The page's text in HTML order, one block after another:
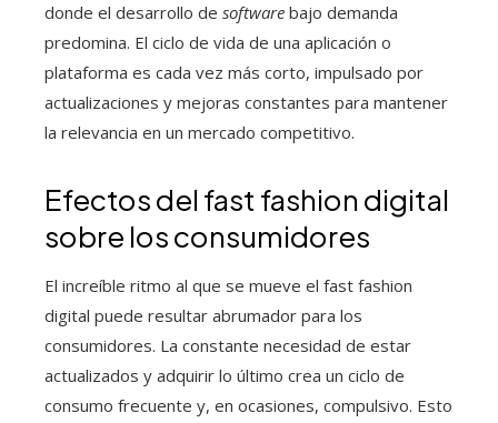
donde el desarrollo de software bajo demanda
predomina. El ciclo de vida de una aplicación o
plataforma es cada vez más corto, impulsado por
actualizaciones y mejoras constantes para mantener
la relevancia en un mercado competitivo.
Efectos del fast fashion digital
sobre los consumidores
El increíble ritmo al que se mueve el fast fashion
digital puede resultar abrumador para los
consumidores. La constante necesidad de estar
actualizados y adquirir lo último crea un ciclo de
consumo frecuente y, en ocasiones, compulsivo. Esto